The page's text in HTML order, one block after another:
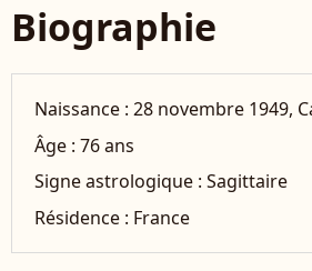
Biographie
Naissance :28 novembre 1949,
Âge :76 ans
Signe astrologique :Sagittaire
Résidence : France